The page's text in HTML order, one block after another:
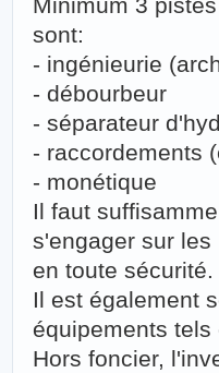
sont:
- ingénieurie
- débourbeur
- séparateur
- raccordements
- monétique
Il faut
s'engager sur
en toute sécurité.
Il est également
équipements
Hors foncier,